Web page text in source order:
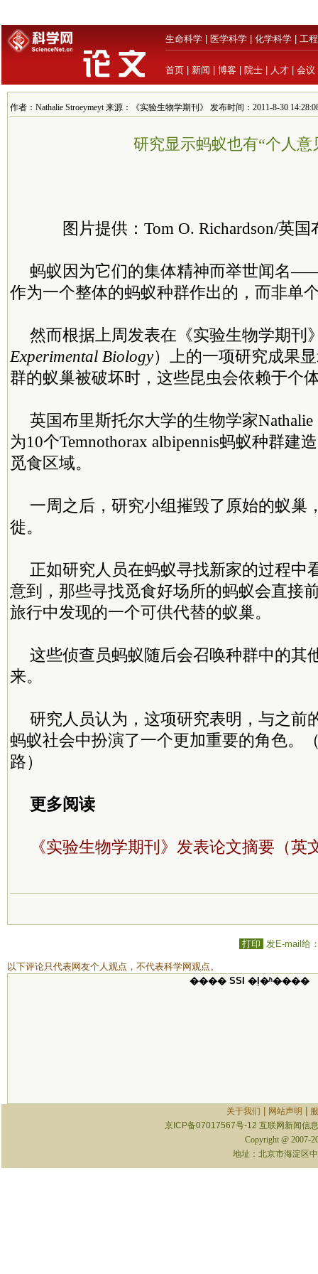
生命科学 医学科学 化学科学 工
首页 新闻 博客 院士 人才 会议
作者：Nathalie Stroeymeyt 来源：《实验生物学期刊》 发布时间：2011-8-30
研究显示蚂蚁也有“个人意
图片提供：Tom O. Richardson/英
蚂蚁因为它们的集体精神而举世闻名
作为一个整体的蚂蚁种群作出的，而非单
然而根据上周发表在《实验生物学期刊
Experimental Biology）上的一项研究成果
群的蚁巢被破坏时，这些昆虫会依赖于个
英国布里斯托尔大学的生物学家Nathalie
为10个Temnothorax albipennis蚂蚁种群建
觅食区域。
一周之后，研究小组摧毁了原始的蚁巢
徙。
正如研究人员在蚂蚁寻找新家的过程中
意到，那些寻找觅食好场所的蚂蚁会直接
旅行中发现的一个可供代替的蚁巢。
这些侦查员蚂蚁随后会召唤种群中的其
来。
研究人员认为，这项研究表明，与之前
蚂蚁社会中扮演了一个更加重要的角色。
路）
更多阅读
《实验生物学期刊》发表论文摘要（英
打印 发E-mail给
以下评论只代表网友个人观点，不代表科学网观点。
���� SSI �ļ�ʱ����
关于我们 网站声明
京ICP备07017567号-12 互联网新闻信
Copyright @ 2007-
地址：北京市海淀区